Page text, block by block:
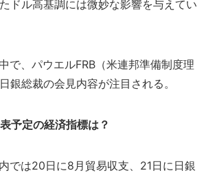
ドル高基調には微妙な影響を与えてい
で、パウエルFRB（米連邦準備制度理
銀総裁の会見内容が注目される。
予定の経済指標は？
では20日に8月貿易収支、21日に日銀